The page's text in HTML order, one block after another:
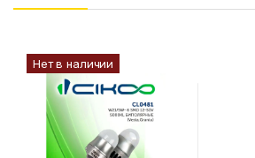
Нет в наличии